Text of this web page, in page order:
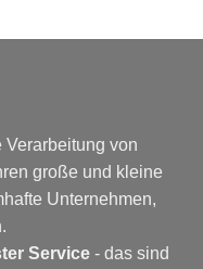
von
große und kleine
Unternehmen,
Service - das sind